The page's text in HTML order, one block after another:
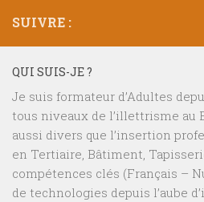
SUIVRE :
QUI SUIS-JE ?
Je suis formateur d’Adultes
tous niveaux de l’illettrisme au
aussi divers que l’insertion
en Tertiaire, Bâtiment,
compétences clés (Français –
de technologies depuis l’aube